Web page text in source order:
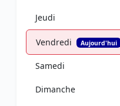
Jeudi
Vendredi Aujourd'hui
Samedi
Dimanche